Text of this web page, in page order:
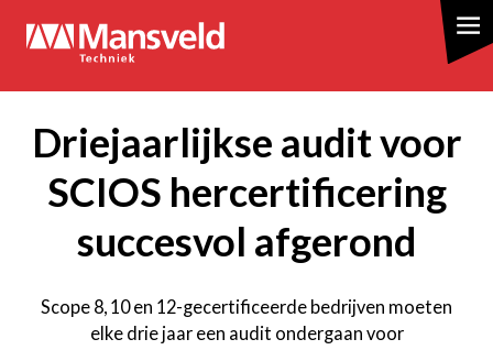
de
Driejaarlijkse audit voor
SCIOS hercertificering
succesvol afgerond
Scope 8, 10 en 12-gecertificeerde bedrijven moeten
elke drie jaar een audit ondergaan voor